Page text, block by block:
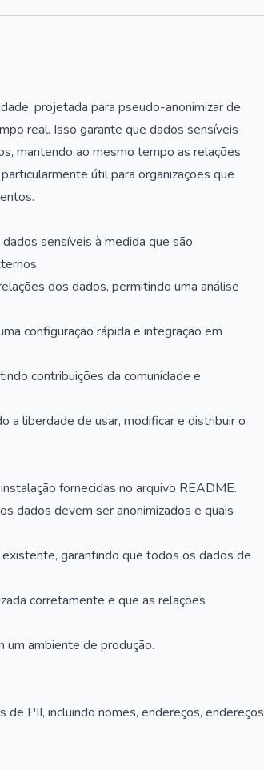
projetada para pseudo-anonimizar de
real. Isso garante que dados sensíveis
mantendo ao mesmo tempo as relações
útil para organizações que
sensíveis à medida que são
dos dados, permitindo uma análise
configuração rápida e integração em
contribuições da comunidade e
a liberdade de usar, modificar e distribuir o
fornecidas no arquivo README.
dados devem ser anonimizados e quais
garantindo que todos os dados de
corretamente e que as relações
um ambiente de produção.
PII, incluindo nomes, endereços, endereços